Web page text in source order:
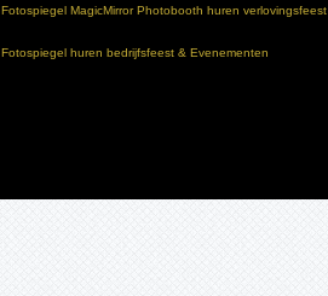
Fotospiegel MagicMirror Photobooth huren verlovingsfeest
Fotospiegel huren bedrijfsfeest & Evenementen